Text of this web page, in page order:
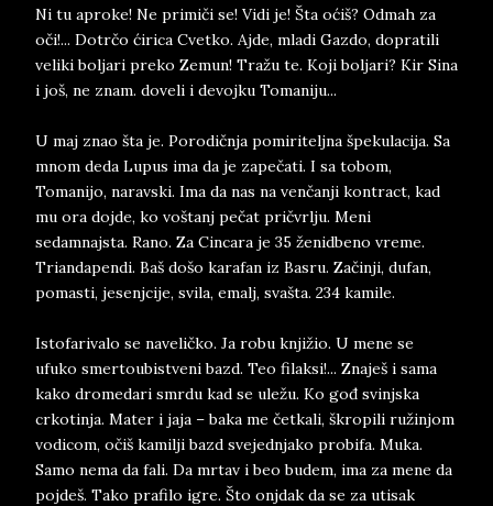
Ni tu aproke! Ne primiči se! Vidi je! Šta oćiš? Odmah za
oči!... Dotrčo ćirica Cvetko. Ajde, mladi Gazdo, dopratili
veliki boljari preko Zemun! Tražu te. Koji boljari? Kir Sina
i još, ne znam. doveli i devojku Tomaniju...
U maj znao šta je. Porodičnja pomiriteljna špekulacija. Sa
mnom deda Lupus ima da je zapečati. I sa tobom,
Tomanijo, naravski. Ima da nas na venčanji kontract, kad
mu ora dojde, ko voštanj pečat pričvrlju. Meni
sedamnajsta. Rano. Za Cincara je 35 ženidbeno vreme.
Triandapendi. Baš došo karafan iz Basru. Začinji, dufan,
pomasti, jesenjcije, svila, emalj, svašta. 234 kamile.
Istofarivalo se naveličko. Ja robu knjižio. U mene se
ufuko smertoubistveni bazd. Teo filaksi!... Znaješ i sama
kako dromedari smrdu kad se uležu. Ko gođ svinjska
crkotinja. Mater i jaja – baka me četkali, škropili ružinjom
vodicom, očiš kamilji bazd svejednjako probifa. Muka.
Samo nema da fali. Da mrtav i beo budem, ima za mene da
pojdeš. Tako prafilo igre. Što onjdak da se za utisak